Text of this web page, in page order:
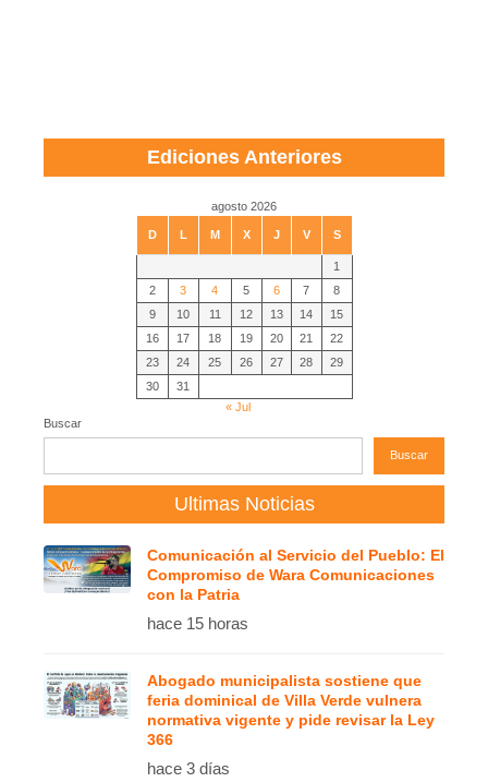
Ediciones Anteriores
agosto 2026
D L M X J V S
1
2
3 4 5 6 7
8
9
10 11 12 13 14
15
16
17 18 19 20 21
22
23
24 25 26 27 28
29
30
31
« Jul
Buscar
Buscar
Ultimas Noticias
Comunicación al Servicio del Pueblo: El
Compromiso de Wara Comunicaciones
con la Patria
hace 15 horas
Abogado municipalista sostiene que
feria dominical de Villa Verde vulnera
normativa vigente y pide revisar la Ley
366
hace 3 días